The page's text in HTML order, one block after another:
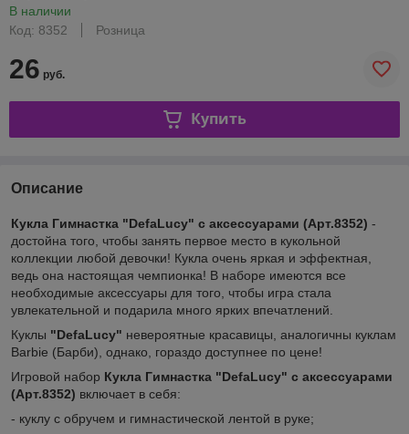
В наличии
Код: 8352
Розница
26 руб.
Купить
Описание
Кукла Гимнастка "DefaLucy" с аксессуарами (Арт.8352) -
достойна того, чтобы занять первое место в кукольной
коллекции любой девочки! Кукла очень яркая и эффектная,
ведь она настоящая чемпионка! В наборе имеются все
необходимые аксессуары для того, чтобы игра стала
увлекательной и подарила много ярких впечатлений.
Куклы "DefaLucy" невероятные красавицы, аналогичны куклам
Barbie (Барби), однако, гораздо доступнее по цене!
Игровой набор Кукла Гимнастка "DefaLucy" с аксессуарами
(Арт.8352) включает в себя:
- куклу с обручем и гимнастической лентой в руке;